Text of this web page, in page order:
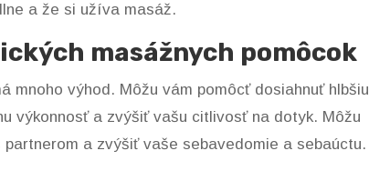
a že si užíva masáž.
masážnych pomôcok
mnoho výhod. Môžu vám pomôcť dosiahnuť hlbšiu
výkonnosť a zvýšiť vašu citlivosť na dotyk. Môžu
a zvýšiť vaše sebavedomie a sebaúctu.